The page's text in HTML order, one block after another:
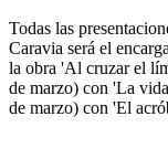
Todas las
Caravia será el
la obra 'Al cruzar el
de marzo) con 'La
de marzo) con 'El